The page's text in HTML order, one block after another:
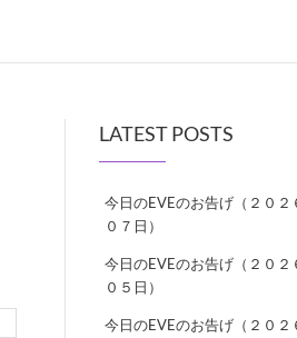
LATEST POSTS
今日のEVEのお告げ（２０２
０７日）
今日のEVEのお告げ（２０２
０５日）
今日のEVEのお告げ（２０２